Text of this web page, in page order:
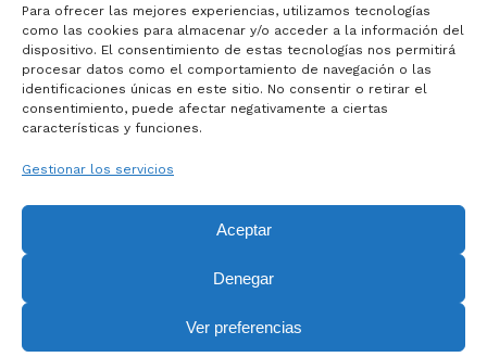
Para ofrecer las mejores experiencias, utilizamos tecnologías
como las cookies para almacenar y/o acceder a la información del
dispositivo. El consentimiento de estas tecnologías nos permitirá
procesar datos como el comportamiento de navegación o las
identificaciones únicas en este sitio. No consentir o retirar el
consentimiento, puede afectar negativamente a ciertas
características y funciones.
Gestionar los servicios
Aceptar
Denegar
Ver preferencias
Términos y Condiciones
Aviso Legal
Politicas de Cookies